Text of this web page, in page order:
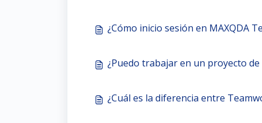
¿Cómo inicio sesión en MAXQDA
¿Puedo trabajar en un proyecto
¿Cuál es la diferencia entre